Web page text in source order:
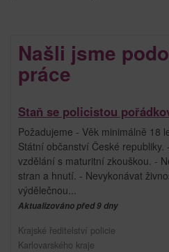
Našli jsme
práce
Staň se policistou
Požadujeme - Věk minimálně 18
Státní občanství České
vzdělání s maturitní zkouškou. -
stran a hnutí. - Nevykonávat
výdělečnou...
Aktualizováno před 9 dny
Krajské ředitelství policie
Karlovarského kraje